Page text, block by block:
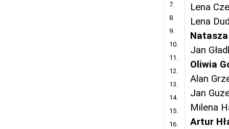
7.
8.
9.
10.
11.
12.
13.
14.
15.
16.
Lena
Lena
Jan
Oliwia
Alan
Jan
Milena
Artur